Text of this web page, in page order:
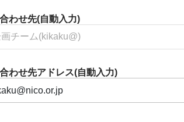
わせ先(自動入力)
わせ先アドレス(自動入力)